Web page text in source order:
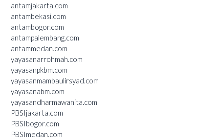
antamjakarta.com
antambekasi.com
antambogor.com
antampalembang.com
antammedan.com
yayasanarrohmah.com
yayasanpkbm.com
yayasanmambaulirsyad.com
yayasanabm.com
yayasandharmawanita.com
PBSIjakarta.com
PBSIbogor.com
PBSImedan.com